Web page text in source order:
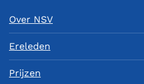
Over NSV
Ereleden
Prijzen